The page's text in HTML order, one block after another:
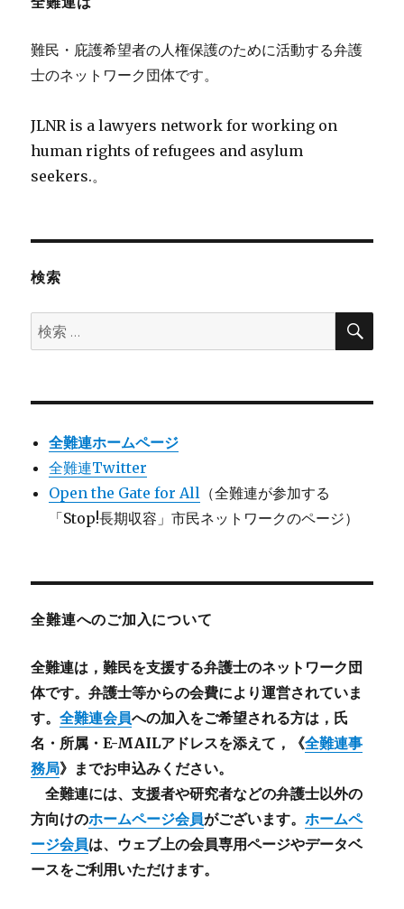
難民・庇護希望者の人権保護のために活動する弁護
士のネットワーク団体です。
JLNR is a lawyers network for working on
human rights of refugees and asylum
seekers.。
検索
検
索:
検
全難連ホームページ
全難連Twitter
Open the Gate for All （全難連が参加する
「Stop!長期収容」市民ネットワークのページ）
全難連へのご加入について
全難連は，難民を支援する弁護士のネットワーク団
体です。弁護士等からの会費により運営されていま
す。全難連会員への加入をご希望される方は，氏
名・所属・E-MAILアドレスを添えて，《全難連事
務局》までお申込みください。
全難連には、支援者や研究者などの弁護士以外の
方向けのホームページ会員がございます。ホームペ
ージ会員は、ウェブ上の会員専用ページやデータベ
ースをご利用いただけます。